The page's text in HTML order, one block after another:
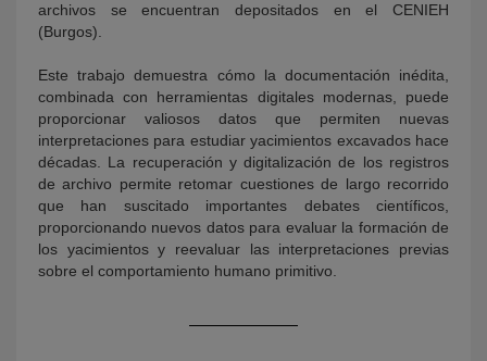
archivos se encuentran depositados en el CENIEH
(Burgos).
Este trabajo demuestra cómo la documentación inédita,
combinada con herramientas digitales modernas, puede
proporcionar valiosos datos que permiten nuevas
interpretaciones para estudiar yacimientos excavados hace
décadas. La recuperación y digitalización de los registros
de archivo permite retomar cuestiones de largo recorrido
que han suscitado importantes debates científicos,
proporcionando nuevos datos para evaluar la formación de
los yacimientos y reevaluar las interpretaciones previas
sobre el comportamiento humano primitivo.